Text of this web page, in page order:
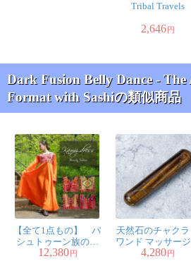
Tribal Travels
2,646円
Dark Fusion Belly Dance - The
Format with Sashiの類似商品
【全て1点もの】 パ
シュトゥーン族の伝
統衣装 カミーズド
12,380 円
天然石のチャクラ
ワンド マッサージ
トーン タイガーア
4,280 円